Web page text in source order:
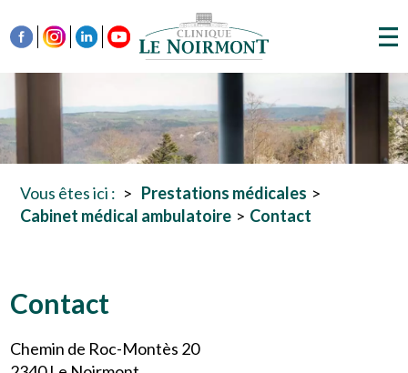
Vous êtes ici :
Prestations médicales
Cabinet médical ambulatoire
Contact
Contact
Chemin de Roc-Montès 20